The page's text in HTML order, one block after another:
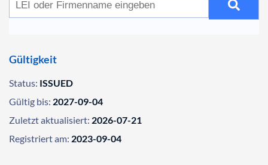
Gültigkeit
Status: ISSUED
Gültig bis: 2027-09-04
Zuletzt aktualisiert: 2026-07-21
Registriert am: 2023-09-04